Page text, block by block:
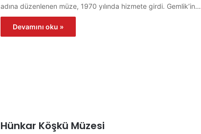
adına düzenlenen müze, 1970 yılında hizmete girdi. Gemlik’in…
Devamını oku »
Hünkar Köşkü Müzesi